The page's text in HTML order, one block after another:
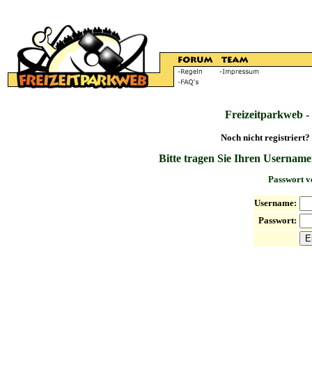
Freizeitparkweb
Noch nicht registriert?
Bitte tragen Sie Ihren
Passwort
Username:
Passwort: